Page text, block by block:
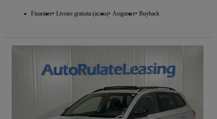
Finantare Livrare gratuita (acasa) Asigurare Buyback